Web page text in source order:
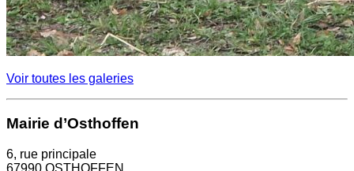
Voir toutes les galeries
Mairie d’Osthoffen
6, rue principale
67990 OSTHOFFEN